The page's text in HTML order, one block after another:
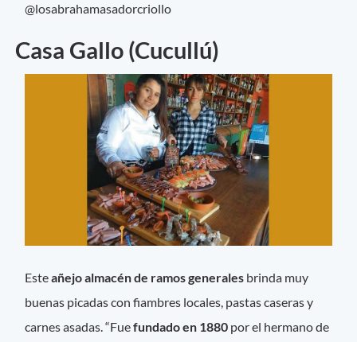
@losabrahamasadorcriollo
Casa Gallo (Cucullú)
Esteañejo almacén de ramos generales brinda muy
buenas picadas con fiambres locales, pastas caseras y
carnes asadas. “Fuefundado en 1880 por el hermano de